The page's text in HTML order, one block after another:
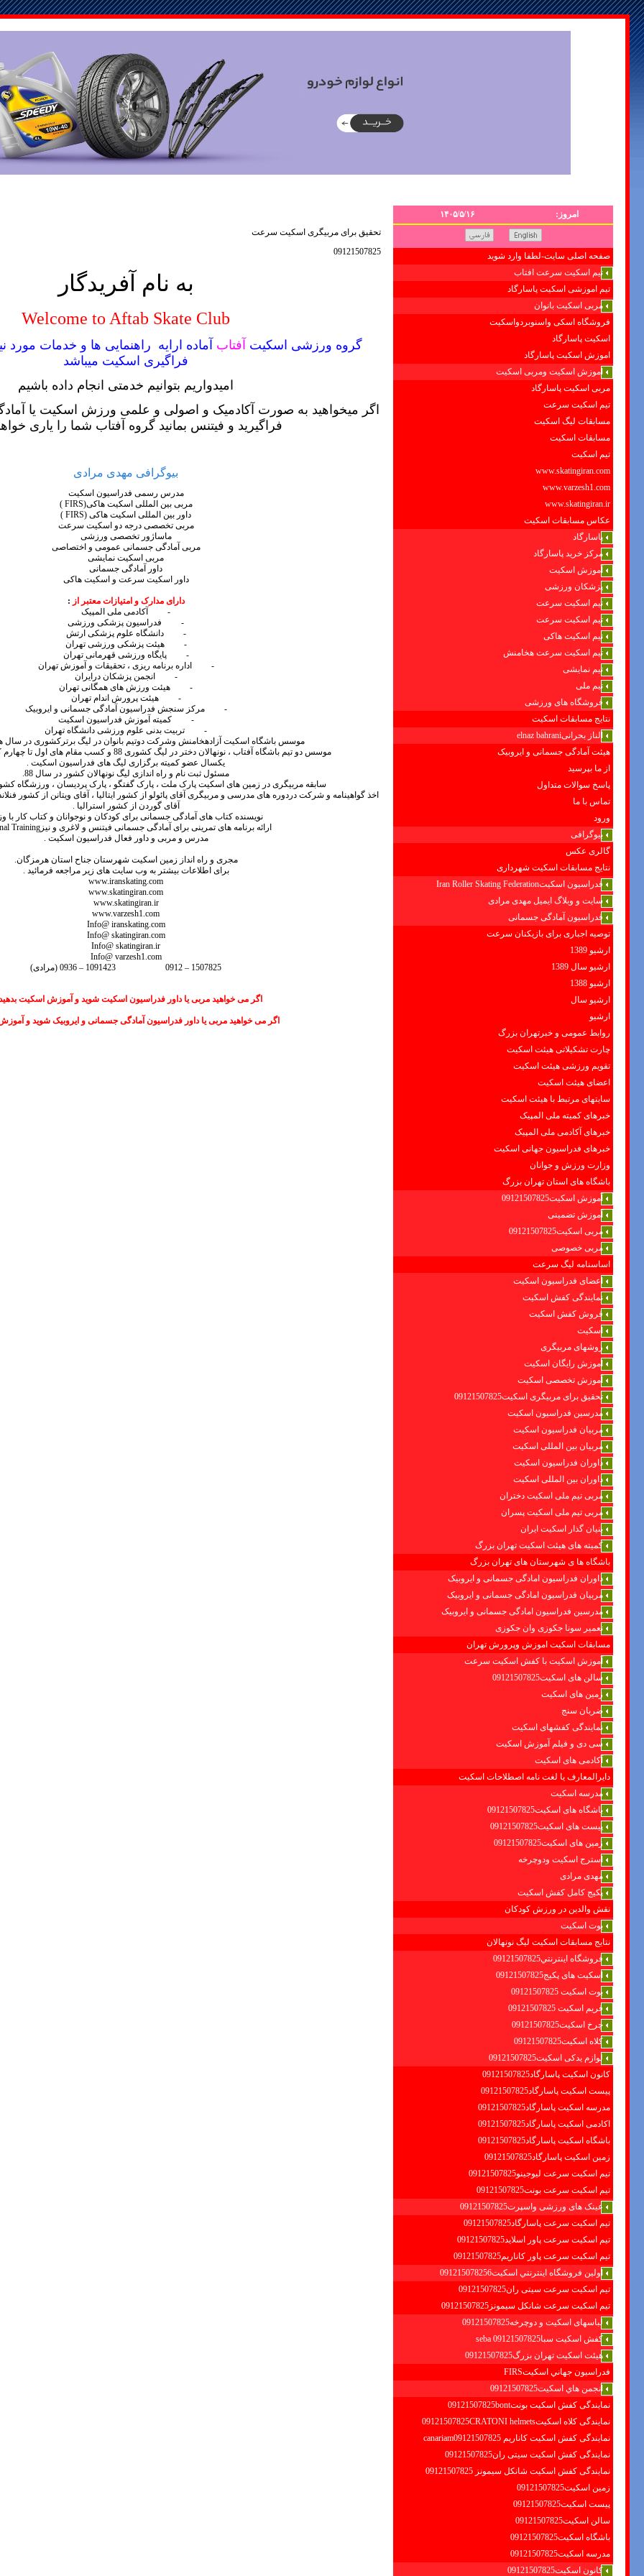
امروز: ۱۴۰۵/۵/۱۶
صفحه اصلی سایت-لطفا وارد شوید
تیم اسکیت سرعت افتاب
تیم اموزشی اسکیت پاسارگاد
مربی اسکیت بانوان
فروشگاه اسکی واسنوبردواسکیت
اسکیت پاسارگاد
اموزش اسکیت پاسارگاد
اموزش اسکیت ومربی اسکیت
مربی اسکیت پاسارگاد
تیم اسکیت سرعت
مسابقات لیگ اسکیت
مسابقات اسکیت
تیم اسکیت
www.skatingiran.com
www.varzesh1.com
www.skatingiran.ir
عکاس مسابقات اسکیت
پاسارگاد
مرکز خرید پاسارگاد
آموزش اسکیت
پزشکان ورزشی
تیم اسکیت سرعت
تیم اسکیت سرعت
تیم اسکیت هاکی
تیم اسکیت سرعت هخامنش
تیم نمایشی
تیم ملی
فروشگاه های ورزشی
نتایج مسابقات اسکیت
الناز بحرانیelnaz bahrani
هیئت آمادگی جسمانی و ایروبیک
از ما بپرسید
پاسخ سوالات متداول
تماس با ما
ورود
بیوگرافی
گالری عکس
نتایج مسابقات اسکیت شهرداری
فدراسیون اسکیتIran Roller Skating Federation
سایت و وبلاگ ایمیل مهدی مرادی
فدراسیون آمادگی جسمانی
توصیه اجباری برای بازیکنان سرعت
ارشیو 1389
ارشیو سال 1389
ارشیو 1388
ارشیو سال
ارشیو
روابط عمومی و خبرتهران بزرگ
چارت تشکیلاتی هیئت اسکیت
تقویم ورزشی هیئت اسکیت
اعضای هیئت اسکیت
سایتهای مرتبط با هیئت اسکیت
خبرهای کمیته ملی المپیک
خبرهای آکادمی ملی المپیک
خبرهای فدراسیون جهانی اسکیت
وزارت ورزش و جوانان
باشگاه های استان تهران بزرگ
آموزش اسکیت09121507825
آموزش تضمینی
مربی اسکیت09121507825
مربی خصوصی
اساسنامه لیگ سرعت
اعضای فدراسیون اسکیت
نمایندگی کفش اسکیت
فروش کفش اسکیت
اسکیت
روشهای مربیگری
اموزش رایگان اسکیت
آموزش تخصصی اسکیت
تحقیق برای مربیگری اسکیت09121507825
مدرسین فدراسیون اسکیت
مربیان فدراسیون اسکیت
مربیان بین المللی اسکیت
داوران فدراسیون اسکیت
داوران بین المللی اسکیت
مربی تیم ملی اسکیت دختران
مربی تیم ملی اسکیت پسران
بنیان گذار اسکیت ایران
کمیته های هیئت اسکیت تهران بزرگ
باشگاه ها ی شهرستان های تهران بزرگ
داوران فدراسیون امادگی جسمانی و ایروبیک
مربیان فدراسیون امادگی جسمانی و ایروبیک
مدرسین فدراسیون امادگی جسمانی و ایروبیک
تعمیر سونا جکوزی وان جکوزی
مسابقات اسکیت اموزش وپرورش تهران
آموزش اسکیت با کفش اسکیت سرعت
سالن های اسکیت09121507825
زمین های اسکیت
ضربان سنج
نمایندگی کفشهای اسکیت
سی دی و فیلم آموزش اسکیت
آکادمی های اسکیت
دایرالمعارف یا لغت نامه اصطلاحات اسکیت
مدرسه اسکیت
باشگاه های اسکیت09121507825
پیست های اسکیت09121507825
زمین های اسکیت09121507825
استرج اسکیت ودوچرخه
مهدی مرادی
پکیج کامل کفش اسکیت
نقش والدین در ورزش کودکان
بوت اسکیت
نتایج مسابقات اسکیت لیگ نونهالان
فروشگاه اينترنتي09121507825
اسکیت های پکیج09121507825
بوت اسکیت 09121507825
فریم اسکیت 09121507825
چرخ اسکیت09121507825
کلاه اسکیت09121507825
لوازم یدکی اسکیت09121507825
کانون اسکیت پاسارگاد09121507825
پیست اسکیت پاسارگاد09121507825
مدرسه اسکیت پاسارگاد09121507825
اکادمی اسکیت پاسارگاد09121507825
باشگاه اسکیت پاسارگاد09121507825
زمین اسکیت پاسارگاد09121507825
تیم اسکیت سرعت لیوجینو09121507825
تیم اسکیت سرعت بونت09121507825
عینک های ورزشی واسپرت09121507825
تیم اسکیت سرعت پاسارگاد09121507825
تیم اسکیت سرعت پاور اسلاید09121507825
تیم اسکیت سرعت پاور کاناریم09121507825
اولين فروشگاه اينترنتي اسكيت091215078256
تیم اسکیت سرعت سیتی ران09121507825
تیم اسکیت سرعت شانکل سیمونز09121507825
لباسهای اسکیت و دوچرخه09121507825
کفش اسکیت سبا09121507825 seba
هیئت اسکیت تهران بزرگ09121507825
فدراسيون جهاني اسكيتFIRS
انجمن هاي اسكيت09121507825
نمایندگی کفش اسکیت بونت09121507825bont
نمایندگی کلاه اسکیت09121507825CRATONI helmets
نمایندگی کفش اسکیت كاناريم canariam09121507825
نمایندگی کفش اسکیت سیتی ران09121507825
نمایندگی کفش اسکیت شانكل سيمونز 09121507825
زمین اسکیت09121507825
پیست اسکیت09121507825
سالن اسکیت09121507825
باشگاه اسکیت09121507825
مدرسه اسکیت09121507825
کانون اسکیت09121507825
تحقیق برای مربیگری اسکیت سرعت
09121507825
به نام آفریدگار
Welcome to Aftab Skate Club
گروه ورزشی اسکیت آفتاب آماده ارایه راهنمایی ها و خدمات
فراگیری اسکیت میباشد
امیدواریم بتوانیم خدمتی انجام داده باشیم
اگر میخواهید به صورت آکادمیک و اصولی و علمی ورزش اسکیت یا
فراگیرید و فیتنس بمانید گروه آفتاب شما را یاری
بیوگرافی مهدی مرادی
مدرس رسمی فدراسیون اسکیت
مربی بین المللی اسکیت هاکی(FIRS
)
داور بین المللی اسکیت هاکی (FIRS
)
مربی تخصصی درجه دو اسکیت سرعت
ماساژور تخصصی ورزشی
مربی آمادگی جسمانی عمومی و اختصاصی
مربی اسکیت نمایشی
داور آمادگی جسمانی
داور اسکیت سرعت و اسکیت هاکی
دارای مدارک و امتیازات معتبر از :
-
آکادمی ملی المپیک
-
فدراسیون پزشکی ورزشی
-
دانشگاه علوم پزشکی ارتش
-
هیئت پزشکی ورزشی تهران
-
پایگاه ورزشی قهرمانی تهران
-
اداره برنامه ریزی ، تحقیقات و آموزش تهران
-
انجمن پزشکان درایران
-
هیئت ورزش های همگانی تهران
-
هیئت پرورش اندام تهران
-
مرکز سنجش فدراسیون آمادگی جسمانی و ایروبیک
-
کمیته آموزش فدراسیون اسکیت
-
تربیت بدنی علوم ورزشی دانشگاه تهران
موسس باشگاه اسکیت آزادهخامنش وشرکت دوتیم بانوان در لیگ برترکشوری در سال های 87 -86
موسس دو تیم باشگاه آفتاب ، نونهالان دختر در لیگ کشوری 88 و کسب مقام های اول تا چهارم کشوری توسط این تیم .
یکسال عضو کمیته برگزاری لیگ های فدراسیون اسکیت .
مسئول ثبت نام و راه اندازی لیگ نونهالان کشور در سال 88.
سابقه مربیگری در زمین های اسکیت پارک ملت ، پارک گفتگو ، پارک پردیسان ، ورزشگاه
اخذ گواهینامه و شرکت دردوره های مدرسی و مربیگری آقای پائولو از کشور ایتالیا ، آقای ویتانن از کشور
آقای گوردن از کشور استرالیا .
نویسنده کتاب های آمادگی جسمانی برای کودکان و نوجوانان و کتاب کار با
ارائه برنامه های تمرینی برای آمادگی جسمانی فیتنس و لاغری و نیز Training
مدرس و مربی و داور فعال فدراسیون اسکیت .
مجری و راه انداز زمین اسکیت شهرستان جناح استان هرمزگان.
برای اطلاعات بیشتر به وب سایت های زیر مراجعه فرمائید .
www.iranskating.com
www.skatingiran.com
www.skatingiran.ir
www.varzesh1.com
Info@ iranskating.com
Info@ skatingiran.com
Info@ skatingiran.ir
Info@ varzesh1.com
1507825 – 0912
– 0936 (مرادی)
اگر می خواهید مربی یا داور فدراسیون اسکیت شوید و آموزش اسکیت
اگر می خواهید مربی یا داور فدراسیون آمادگی جسمانی و ایروبیک شوید و